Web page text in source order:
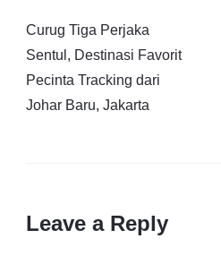
Curug Tiga Perjaka
Sentul, Destinasi Favorit
Pecinta Tracking dari
Johar Baru, Jakarta
Leave a Reply